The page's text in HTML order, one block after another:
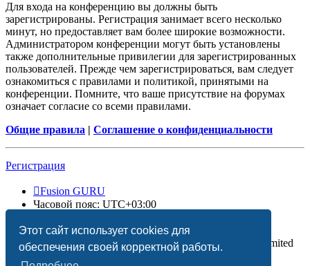
Этот сайт использует cookies для
обеспечения своей корректной работы.
Для входа на конференцию вы должны быть
зарегистрированы. Регистрация занимает всего несколько
минут, но предоставляет вам более широкие возможности.
Администратором конференции могут быть установлены
также дополнительные привилегии для зарегистрированных
пользователей. Прежде чем зарегистрироваться, вам следует
ознакомиться с правилами и политикой, принятыми на
конференции. Помните, что ваше присутствие на форумах
означает согласие со всеми правилами.
Общие правила | Соглашение о конфиденциальности
Регистрация
Fusion GURU
Часовой пояс: UTC+03:00
Создано на основеphpBB® Forum Software © phpBB Limited